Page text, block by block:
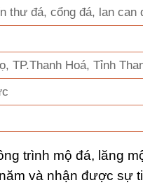
thư đá, cổng đá, lan
TP.Thanh Hoá, Tỉnh
trình mộ đá, lăng
và nhận được sự